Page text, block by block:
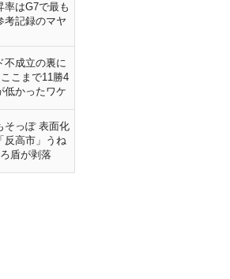
率はG7で最も
考記録のマヤ
不成立の裏に
こまで11勝4
低かったワケ
そっぽ 表面化
反高市」うね
盾が剥落